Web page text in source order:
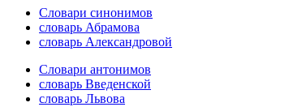
Словари синонимов
словарь Абрамова
словарь Александровой
Словари антонимов
словарь Введенской
словарь Львова